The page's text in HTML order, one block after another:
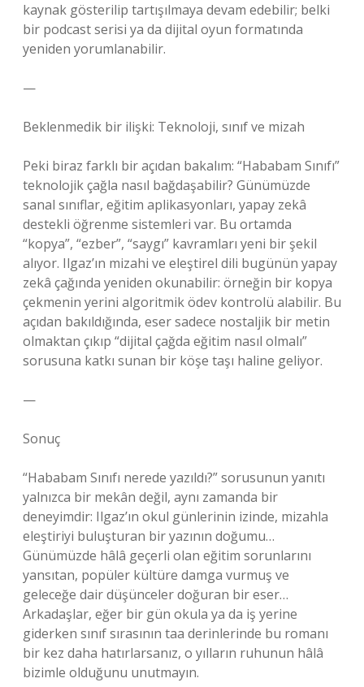
kaynak gösterilip tartışılmaya devam edebilir; belki
bir podcast serisi ya da dijital oyun formatında
yeniden yorumlanabilir.
—
Beklenmedik bir ilişki: Teknoloji, sınıf ve mizah
Peki biraz farklı bir açıdan bakalım: “Hababam Sınıfı”
teknolojik çağla nasıl bağdaşabilir? Günümüzde
sanal sınıflar, eğitim aplikasyonları, yapay zekâ
destekli öğrenme sistemleri var. Bu ortamda
“kopya”, “ezber”, “saygı” kavramları yeni bir şekil
alıyor. Ilgaz’ın mizahi ve eleştirel dili bugünün yapay
zekâ çağında yeniden okunabilir: örneğin bir kopya
çekmenin yerini algoritmik ödev kontrolü alabilir. Bu
açıdan bakıldığında, eser sadece nostaljik bir metin
olmaktan çıkıp “dijital çağda eğitim nasıl olmalı”
sorusuna katkı sunan bir köşe taşı haline geliyor.
—
Sonuç
“Hababam Sınıfı nerede yazıldı?” sorusunun yanıtı
yalnızca bir mekân değil, aynı zamanda bir
deneyimdir: Ilgaz’ın okul günlerinin izinde, mizahla
eleştiriyi buluşturan bir yazının doğumu…
Günümüzde hâlâ geçerli olan eğitim sorunlarını
yansıtan, popüler kültüre damga vurmuş ve
geleceğe dair düşünceler doğuran bir eser…
Arkadaşlar, eğer bir gün okula ya da iş yerine
giderken sınıf sırasının taa derinlerinde bu romanı
bir kez daha hatırlarsanız, o yılların ruhunun hâlâ
bizimle olduğunu unutmayın.